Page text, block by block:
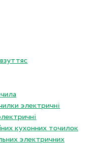
электричнi
кухонних точилок
электричних